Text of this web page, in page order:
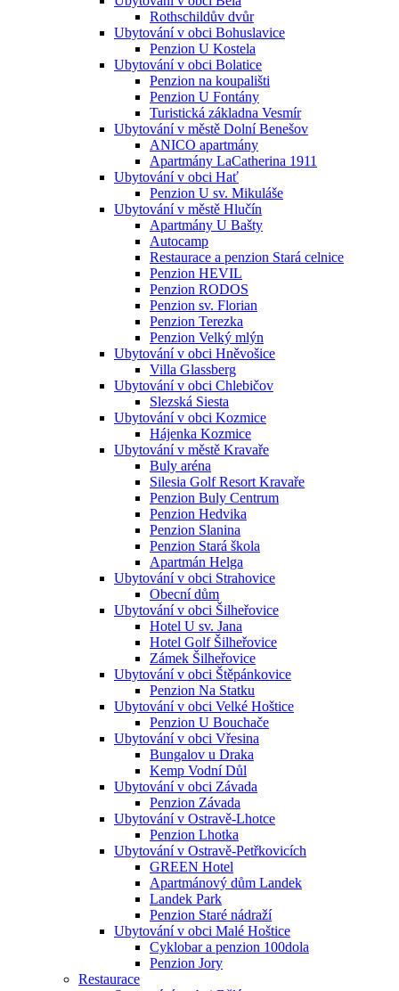
Rothschildův dvůr
Ubytování v obci Bohuslavice
Penzion U Kostela
Ubytování v obci Bolatice
Penzion na koupališti
Penzion U Fontány
Turistická základna Vesmír
Ubytování v městě Dolní Benešov
ANICO apartmány
Apartmány LaCatherina 1911
Ubytování v obci Hať
Penzion U sv. Mikuláše
Ubytování v městě Hlučín
Apartmány U Bašty
Autocamp
Restaurace a penzion Stará celnice
Penzion HEVIL
Penzion RODOS
Penzion sv. Florian
Penzion Terezka
Penzion Velký mlýn
Ubytování v obci Hněvošice
Villa Glassberg
Ubytování v obci Chlebičov
Slezská Siesta
Ubytování v obci Kozmice
Hájenka Kozmice
Ubytování v městě Kravaře
Buly aréna
Silesia Golf Resort Kravaře
Penzion Buly Centrum
Penzion Hedvika
Penzion Slanina
Penzion Stará škola
Apartmán Helga
Ubytování v obci Strahovice
Obecní dům
Ubytování v obci Šilheřovice
Hotel U sv. Jana
Hotel Golf Šilheřovice
Zámek Šilheřovice
Ubytování v obci Štěpánkovice
Penzion Na Statku
Ubytování v obci Velké Hoštice
Penzion U Bouchače
Ubytování v obci Vřesina
Bungalov u Draka
Kemp Vodní Důl
Ubytování v obci Závada
Penzion Závada
Ubytování v Ostravě-Lhotce
Penzion Lhotka
Ubytování v Ostravě-Petřkovicích
GREEN Hotel
Apartmánový dům Landek
Landek Park
Penzion Staré nádraží
Ubytování v obci Malé Hoštice
Cyklobar a penzion 100dola
Penzion Jory
Restaurace